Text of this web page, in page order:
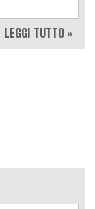
LEGGI TUTTO »